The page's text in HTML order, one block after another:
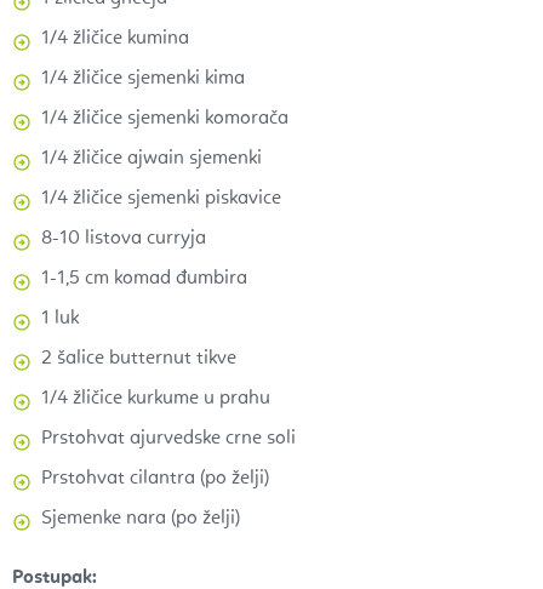
1/4 žličice kumina
1/4 žličice sjemenki kima
1/4 žličice sjemenki komorača
1/4 žličice ajwain sjemenki
1/4 žličice sjemenki piskavice
8-10 listova curryja
1-1,5 cm komad đumbira
1 luk
2 šalice butternut tikve
1/4 žličice kurkume u prahu
Prstohvat ajurvedske crne soli
Prstohvat cilantra (po želji)
Sjemenke nara (po želji)
Postupak: